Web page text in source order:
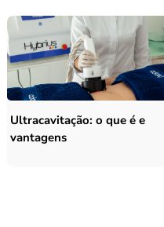
Ultracavitação: o que é e
vantagens